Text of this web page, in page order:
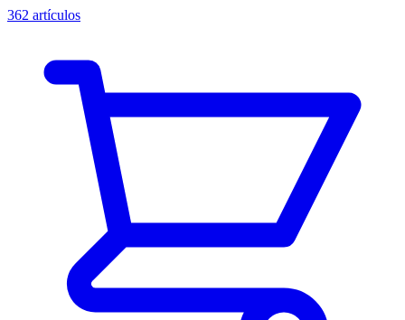
362 artículos